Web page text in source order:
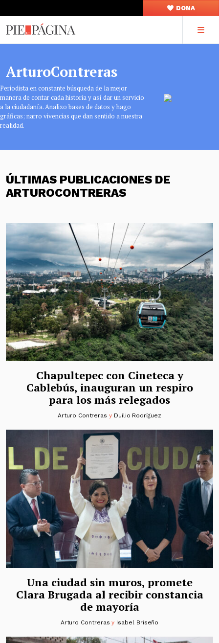
DONA
ArturoContreras
Periodista en constante búsqueda de la mejor
manera de contar cada historia y así dar un servicio
a la ciudadanía. Analizo bases de datos y hago
gráficas; narro vivencias que dan sentido a nuestra
realidad.
ÚLTIMAS PUBLICACIONES DE
ARTUROCONTRERAS
Chapultepec con Cineteca y
Cablebús, inauguran un respiro
para los más relegados
Arturo Contreras y Duilio Rodríguez
Una ciudad sin muros, promete
Clara Brugada al recibir constancia
de mayoría
Arturo Contreras y Isabel Briseño